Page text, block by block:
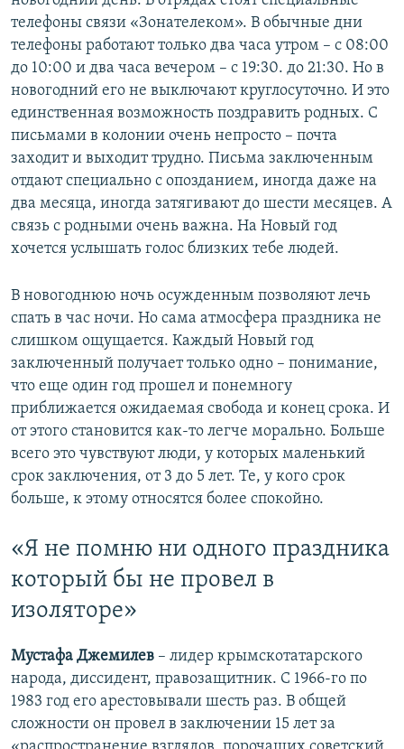
телефоны связи «Зонателеком». В обычные дни
телефоны работают только два часа утром – с 08:00
до 10:00 и два часа вечером – с 19:30. до 21:30. Но в
новогодний его не выключают круглосуточно. И это
единственная возможность поздравить родных. С
письмами в колонии очень непросто – почта
заходит и выходит трудно. Письма заключенным
отдают специально с опозданием, иногда даже на
два месяца, иногда затягивают до шести месяцев. А
связь с родными очень важна. На Новый год
хочется услышать голос близких тебе людей.
В новогоднюю ночь осужденным позволяют лечь
спать в час ночи. Но сама атмосфера праздника не
слишком ощущается. Каждый Новый год
заключенный получает только одно – понимание,
что еще один год прошел и понемногу
приближается ожидаемая свобода и конец срока. И
от этого становится как-то легче морально. Больше
всего это чувствуют люди, у которых маленький
срок заключения, от 3 до 5 лет. Те, у кого срок
больше, к этому относятся более спокойно.
«Я не помню ни одного праздника
который бы не провел в
изоляторе»
Мустафа Джемилев – лидер крымскотатарского
народа, диссидент, правозащитник. С 1966-го по
1983 год его арестовывали шесть раз. В общей
сложности он провел в заключении 15 лет за